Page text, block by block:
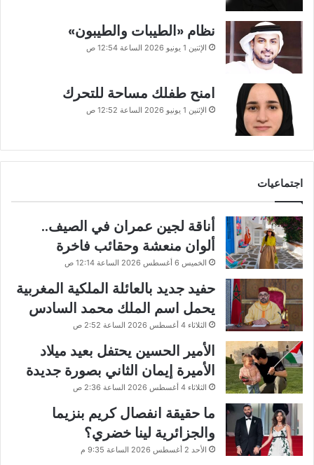
نظام «الطيبات والطيبون»
الإثنين 1 يونيو 2026 الساعة 12:54 ص
امنح طفلك مساحة للتحرك
الإثنين 1 يونيو 2026 الساعة 12:52 ص
اجتماعيات
أناقة لجين عمران في الصيف..
ألوان منعشة وحقائب فاخرة
الخميس 6 أغسطس 2026 الساعة 12:14 ص
حفيد جديد بالعائلة الملكية المغربية
يحمل اسم الملك محمد السادس
الثلاثاء 4 أغسطس 2026 الساعة 2:52 ص
الأمير الحسين يحتفل بعيد ميلاد
الأميرة إيمان الثاني بصورة جديدة
الثلاثاء 4 أغسطس 2026 الساعة 2:36 ص
ما حقيقة انفصال كريم بنزيما
والجزائرية لينا خضري؟
الأحد 2 أغسطس 2026 الساعة 9:35 م